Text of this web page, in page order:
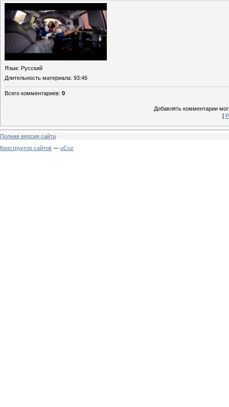
Язык: Русский
Длительность материала: 93:46
Всего комментариев: 0
Добавлять комментарии
[
Полная версия сайта
Конструктор сайтов — uCoz